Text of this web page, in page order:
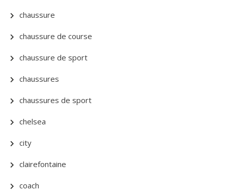
chaussure
chaussure de course
chaussure de sport
chaussures
chaussures de sport
chelsea
city
clairefontaine
coach